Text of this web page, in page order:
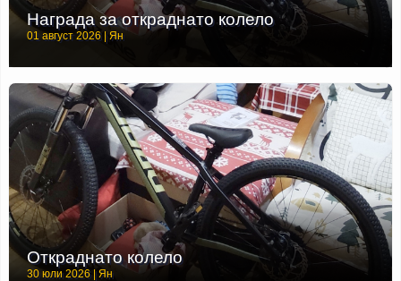
Награда за откраднато колело
01 август 2026 | Ян
Откраднато колело
30 юли 2026 | Ян